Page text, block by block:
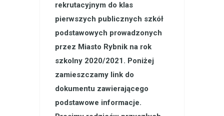
rekrutacyjnym do klas
pierwszych publicznych szkół
podstawowych prowadzonych
przez Miasto Rybnik na rok
szkolny 2020/2021. Poniżej
zamieszczamy link do
dokumentu zawierającego
podstawowe informacje.